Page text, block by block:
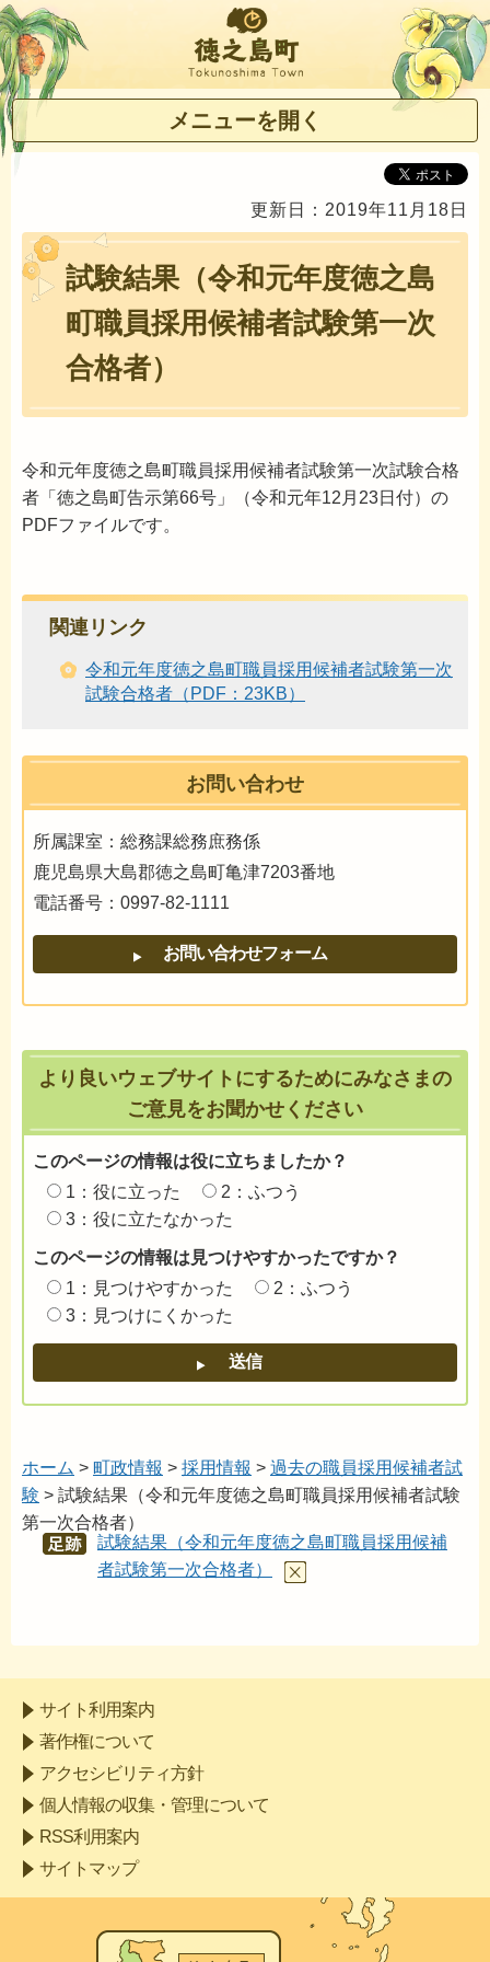
徳之島町
メニューを開く
更新日：2019年11月18日
試験結果（令和元年度徳之島
町職員採用候補者試験第一次
合格者）
令和元年度徳之島町職員採用候補者試験第一次試験合格
者「徳之島町告示第66号」（令和元年12月23日付）の
PDFファイルです。
関連リンク
令和元年度徳之島町職員採用候補者試験第一次
試験合格者（PDF：23KB）
お問い合わせ
所属課室：総務課総務庶務係
鹿児島県大島郡徳之島町亀津7203番地
電話番号：0997-82-1111
より良いウェブサイトにするためにみなさまの
ご意見をお聞かせください
このページの情報は役に立ちましたか？
1：役に立った
2：ふつう
3：役に立たなかった
このページの情報は見つけやすかったですか？
1：見つけやすかった
2：ふつう
3：見つけにくかった
ホーム > 町政情報 > 採用情報 > 過去の職員採用候補者試
験 > 試験結果（令和元年度徳之島町職員採用候補者試験
第一次合格者）
あし
試験結果（令和元年度徳之島町職員採用候補
者試験第一次合格者）
サイト利用案内
著作権について
アクセシビリティ方針
個人情報の収集・管理について
RSS利用案内
サイトマップ